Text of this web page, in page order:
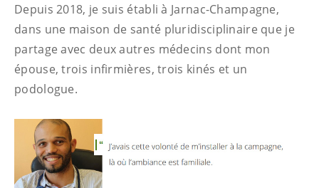
Depuis 2018, je suis établi à Jarnac-Champagne,
dans une maison de santé pluridisciplinaire que je
partage avec deux autres médecins dont mon
épouse, trois infirmières, trois kinés et un
podologue.